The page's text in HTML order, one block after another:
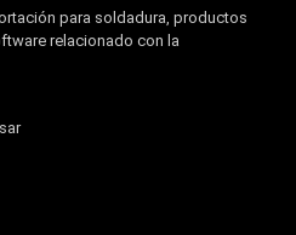
para soldadura, productos
relacionado con la